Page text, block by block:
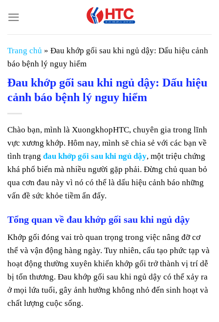
đến
nội
dung
Trang chủ » Đau khớp gối sau khi ngủ dậy: Dấu hiệu cảnh
báo bệnh lý nguy hiểm
Đau khớp gối sau khi ngủ dậy: Dấu hiệu
cảnh báo bệnh lý nguy hiểm
Chào bạn, mình là XuongkhopHTC, chuyên gia trong lĩnh
vực xương khớp. Hôm nay, mình sẽ chia sẻ với các bạn về
tình trạng đau khớp gối sau khi ngủ dậy, một triệu chứng
khá phổ biến mà nhiều người gặp phải. Đừng chủ quan bỏ
qua cơn đau này vì nó có thể là dấu hiệu cảnh báo những
vấn đề sức khỏe tiềm ẩn đấy.
Tổng quan về đau khớp gối sau khi ngủ dậy
Khớp gối đóng vai trò quan trọng trong việc nâng đỡ cơ
thể và vận động hàng ngày. Tuy nhiên, cấu tạo phức tạp và
hoạt động thường xuyên khiến khớp gối trở thành vị trí dễ
bị tổn thương. Đau khớp gối sau khi ngủ dậy có thể xảy ra
ở mọi lứa tuổi, gây ảnh hưởng không nhỏ đến sinh hoạt và
chất lượng cuộc sống.